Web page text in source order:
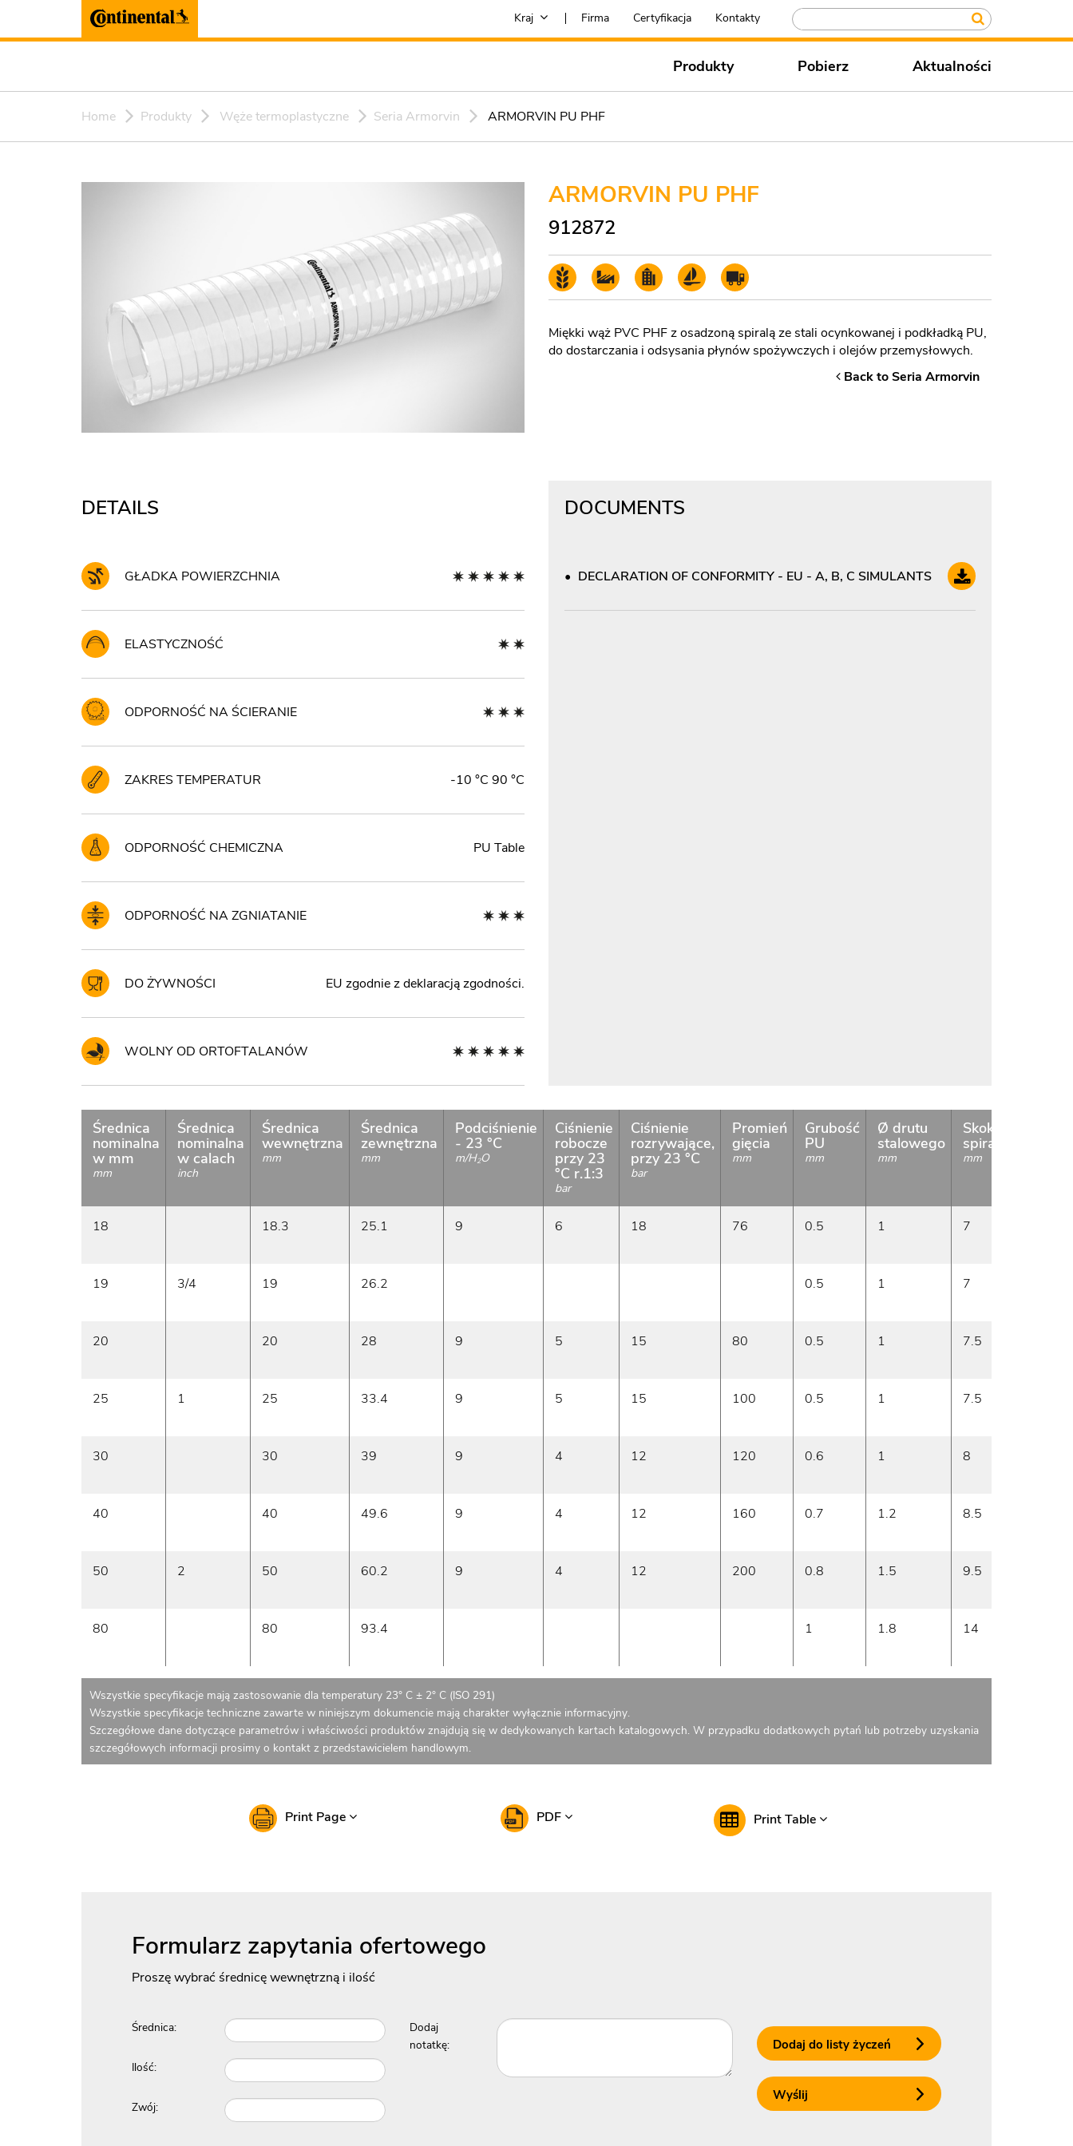
Kraj Firma Certyfikacja Kontakty
Produkty Pobierz Aktualności
Home Produkty Węże termoplastyczne Seria Armorvin ARMORVIN PU PHF
ARMORVIN PU PHF
912872
Miękki wąż PVC PHF z osadzoną spiralą ze stali ocynkowanej i podkładką PU,
do dostarczania i odsysania płynów spożywczych i olejów przemysłowych.
Back to Seria Armorvin
DETAILS
GŁADKA POWIERZCHNIA
ELASTYCZNOŚĆ
ODPORNOŚĆ NA ŚCIERANIE
ZAKRES TEMPERATUR -10 °C 90 °C
ODPORNOŚĆ CHEMICZNA PU Table
ODPORNOŚĆ NA ZGNIATANIE
DO ŻYWNOŚCI EU zgodnie z deklaracją zgodności.
WOLNY OD ORTOFTALANÓW
DOCUMENTS
DECLARATION OF CONFORMITY - EU - A, B, C SIMULANTS
Średnica
nominalna
w mm
mm
Średnica
nominalna
w calach
inch
Średnica
wewnętrzna
mm
Średnica
zewnętrzna
mm
Podciśnienie
- 23 °C
m/H2O
Ciśnienie
robocze
przy 23
°C r.1:3
bar
Ciśnienie
rozrywające,
przy 23 °C
bar
Promień
gięcia
mm
Grubość
PU
mm
Ø drutu
stalowego
mm
Skok
spirali
mm
18 18.3 25.1 9 6 18 76 0.5 1 7
19 3/4 19 26.2 0.5 1 7
20 20 28 9 5 15 80 0.5 1 7.5
25 1 25 33.4 9 5 15 100 0.5 1 7.5
30 30 39 9 4 12 120 0.6 1 8
40 40 49.6 9 4 12 160 0.7 1.2 8.5
50 2 50 60.2 9 4 12 200 0.8 1.5 9.5
80 80 93.4 1 1.8 14
Wszystkie specyfikacje mają zastosowanie dla temperatury 23° C ± 2° C (ISO 291)
Wszystkie specyfikacje techniczne zawarte w niniejszym dokumencie mają charakter wyłącznie informacyjny.
Szczegółowe dane dotyczące parametrów i właściwości produktów znajdują się w dedykowanych kartach katalogowych. W przypadku dodatkowych pytań lub potrzeby uzyskania
szczegółowych informacji prosimy o kontakt z przedstawicielem handlowym.
Print Page PDF Print Table
Formularz zapytania ofertowego
Proszę wybrać średnicę wewnętrzną i ilość
Średnica:
Ilość:
Zwój:
Dodaj
notatkę:
Dodaj do listy życzeń
Wyślij